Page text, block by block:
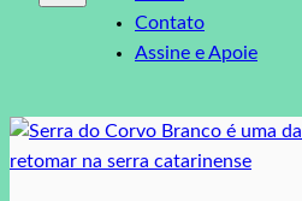
Contato
Assine e Apoie